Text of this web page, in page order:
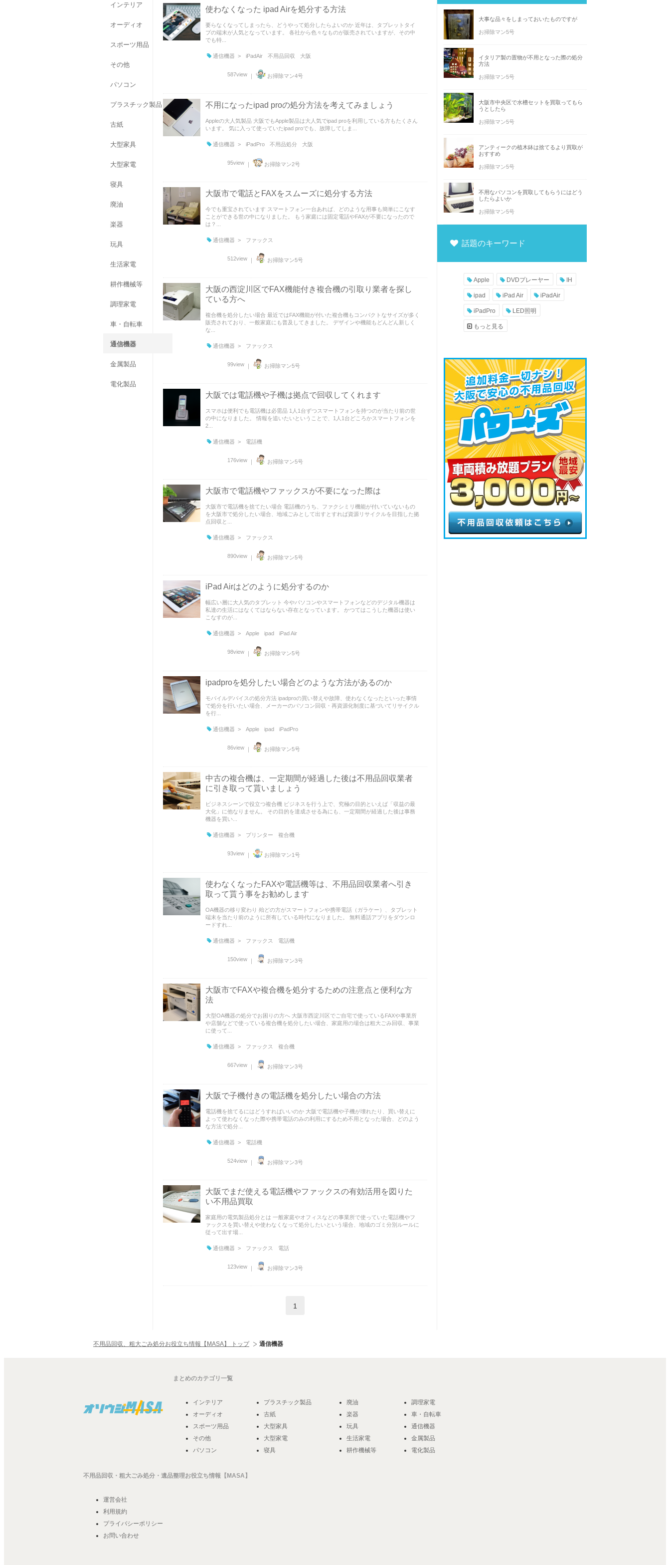
使わなくなった ipad Airを処分する方法
要らなくなってしまったら、どうやって処分したらよいのか 近年は、タブレットタイ
プの端末が人気となっています。 各社から色々なものが販売されていますが、その中
でも特...
通信機器 > iPadAir 不用品回収 大阪
587view お掃除マン4号
不用になったipad proの処分方法を考えてみましょう
Appleの大人気製品 大阪でもApple製品は大人気でipad proを利用している方もたくさん
います。 気に入って使っていたipad proでも、故障してしま...
通信機器 > iPadPro 不用品処分 大阪
95view お掃除マン2号
大阪市で電話とFAXをスムーズに処分する方法
今でも重宝されています スマートフォン一台あれば、どのような用事も簡単にこなす
ことができる世の中になりました。 もう家庭には固定電話やFAXが不要になったので
は？...
通信機器 > ファックス
512view お掃除マン5号
大阪の西淀川区でFAX機能付き複合機の引取り業者を探し
ている方へ
複合機を処分したい場合 最近ではFAX機能が付いた複合機もコンパクトなサイズが多く
販売されており、一般家庭にも普及してきました。 デザインや機能もどんどん新しく
な...
通信機器 > ファックス
99view お掃除マン5号
大阪では電話機や子機は拠点で回収してくれます
スマホは便利でも電話機は必需品 1人1台ずつスマートフォンを持つのが当たり前の世
の中になりました。 情報を追いたいということで、1人1台どころかスマートフォンを
2...
通信機器 > 電話機
176view お掃除マン5号
大阪市で電話機やファックスが不要になった際は
大阪市で電話機を捨てたい場合 電話機のうち、ファクシミリ機能が付いていないもの
を大阪市で処分したい場合、地域ごみとして出すとすれば資源リサイクルを目指した拠
点回収と...
通信機器 > ファックス
890view お掃除マン5号
iPad Airはどのように処分するのか
幅広い層に大人気のタブレット 今やパソコンやスマートフォンなどのデジタル機器は
私達の生活にはなくてはならない存在となっています。 かつてはこうした機器は使い
こなすのが...
通信機器 > Apple ipad iPad Air
98view お掃除マン5号
ipadproを処分したい場合どのような方法があるのか
モバイルデバイスの処分方法 ipadproの買い替えや故障、使わなくなったといった事情
で処分を行いたい場合、メーカーのパソコン回収・再資源化制度に基づいてリサイクル
を行...
通信機器 > Apple ipad iPadPro
86view お掃除マン5号
中古の複合機は、一定期間が経過した後は不用品回収業者
に引き取って貰いましょう
ビジネスシーンで役立つ複合機 ビジネスを行う上で、究極の目的といえば「収益の最
大化」に他なりません。 その目的を達成させる為にも、一定期間が経過した後は事務
機器を買い...
通信機器 > プリンター 複合機
93view お掃除マン1号
使わなくなったFAXや電話機等は、不用品回収業者へ引き
取って貰う事をお勧めします
OA機器の移り変わり 殆どの方がスマートフォンや携帯電話（ガラケー）、タブレット
端末を当たり前のように所有している時代になりました。 無料通話アプリをダウンロ
ードすれ...
通信機器 > ファックス 電話機
150view お掃除マン3号
大阪市でFAXや複合機を処分するための注意点と便利な方
法
大型OA機器の処分でお困りの方へ 大阪市西淀川区でご自宅で使っているFAXや事業所
や店舗などで使っている複合機を処分したい場合、家庭用の場合は粗大ごみ回収、事業
に使って...
通信機器 > ファックス 複合機
667view お掃除マン3号
大阪で子機付きの電話機を処分したい場合の方法
電話機を捨てるにはどうすればいいのか 大阪で電話機や子機が壊れたり、買い替えに
よって使わなくなった際や携帯電話のみの利用にするため不用となった場合、どのよう
な方法で処分...
通信機器 > 電話機
524view お掃除マン3号
大阪でまだ使える電話機やファックスの有効活用を図りた
い不用品買取
家庭用の電気製品処分とは 一般家庭やオフィスなどの事業所で使っていた電話機やフ
ァックスを買い替えや使わなくなって処分したいという場合、地域のゴミ分別ルールに
従って出す場...
通信機器 > ファックス 電話
123view お掃除マン3号
1
インテリア
オーディオ
スポーツ用品
その他
パソコン
プラスチック製品
古紙
大型家具
大型家電
寝具
廃油
楽器
玩具
生活家電
耕作機械等
調理家電
車・自転車
通信機器
金属製品
電化製品
大事な品々をしまっておいたものですが
お掃除マン5号
イタリア製の置物が不用となった際の処分
方法
お掃除マン5号
大阪市中央区で水槽セットを買取ってもら
うとしたら
お掃除マン5号
アンティークの植木鉢は捨てるより買取が
おすすめ
お掃除マン5号
不用なパソコンを買取してもらうにはどう
したらよいか
お掃除マン5号
話題のキーワード
Apple DVDプレーヤー IH
ipad iPad Air iPadAir
iPadPro LED照明
もっと見る
不用品回収、粗大ごみ処分お役立ち情報【MASA】 トップ 通信機器
まとめのカテゴリ一覧
インテリア
オーディオ
スポーツ用品
その他
パソコン
プラスチック製品
古紙
大型家具
大型家電
寝具
廃油
楽器
玩具
生活家電
耕作機械等
調理家電
車・自転車
通信機器
金属製品
電化製品
不用品回収 ・粗大ごみ処分・ 遺品整理お役立ち情報【MASA】
運営会社
利用規約
プライバシーポリシー
お問い合わせ